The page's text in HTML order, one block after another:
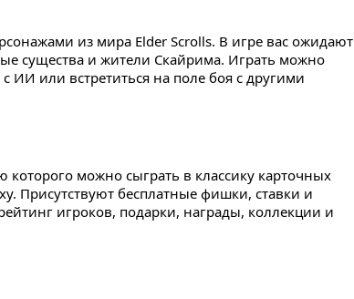
из мира Elder Scrolls. В игре вас ожидают
существа и жители Скайрима. Играть можно
ИИ или встретиться на поле боя с другими
можно сыграть в классику карточных
Присутствуют бесплатные фишки, ставки и
игроков, подарки, награды, коллекции и